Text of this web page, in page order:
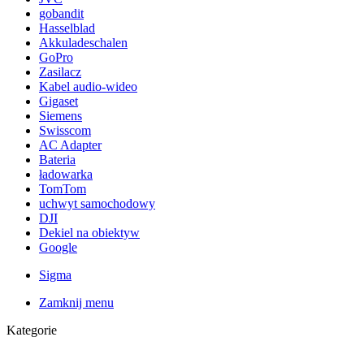
gobandit
Hasselblad
Akkuladeschalen
GoPro
Zasilacz
Kabel audio-wideo
Gigaset
Siemens
Swisscom
AC Adapter
Bateria
ładowarka
TomTom
uchwyt samochodowy
DJI
Dekiel na obiektyw
Google
Sigma
Zamknij menu
Kategorie